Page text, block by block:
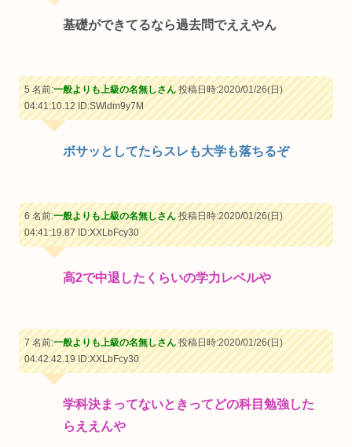
基礎ができてるなら過去問でええやん
5 名前:一般よりも上級の名無しさん投稿日時:2020/01/26(日)
04:41:10.12ID:SWldm9y7M
ボサッとしてたらスレも大学も落ちるぞ
6 名前:一般よりも上級の名無しさん投稿日時:2020/01/26(日)
04:41:19.87ID:XXLbFcy30
高2で中退したくらいの学力レベルや
7 名前:一般よりも上級の名無しさん投稿日時:2020/01/26(日)
04:42:42.19ID:XXLbFcy30
学科決まってないときってどの科目勉強した
らええんや